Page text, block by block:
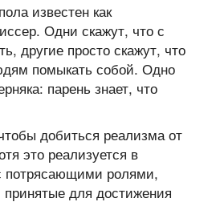
известен как
Одни скажут, что с
другие просто скажут, что
помыкать собой. Одно
парень знает, что
добиться реализма от
это реализуется в
ролями,
принятые для достижения